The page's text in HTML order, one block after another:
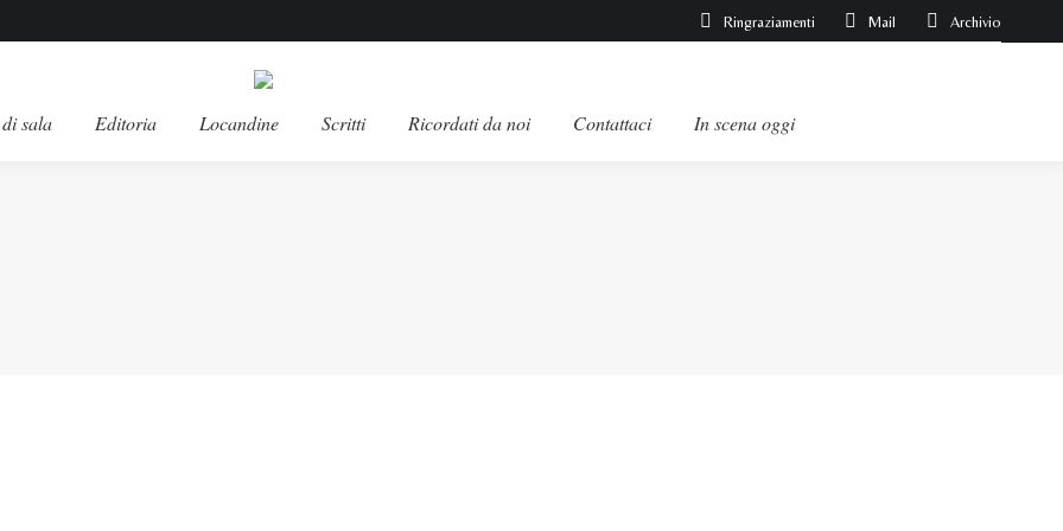
Ringraziamenti Mail Archivio
sala Editoria Locandine Scritti Ricordati da noi Contattaci In scena oggi